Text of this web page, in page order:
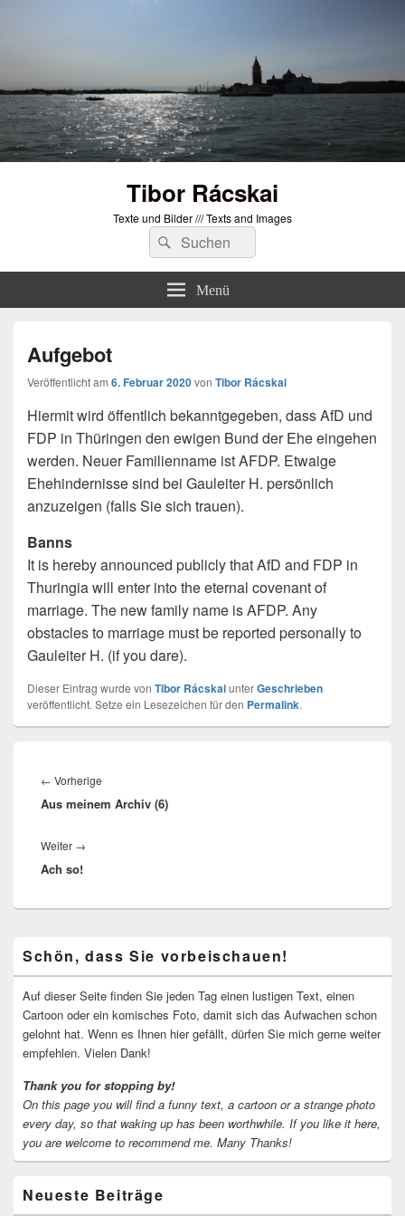
Tibor Rácskai
Texte und Bilder /// Texts and Images
Suchen
nach:
Suchen
Menü
Aufgebot
Veröffentlicht am 6. Februar 2020von Tibor Rácskai
Hiermit wird öffentlich bekanntgegeben, dass AfD und
FDP in Thüringen den ewigen Bund der Ehe eingehen
werden. Neuer Familienname ist AFDP. Etwaige
Ehehindernisse sind bei Gauleiter H. persönlich
anzuzeigen (falls Sie sich trauen).
Banns
It is hereby announced publicly that AfD and FDP in
Thuringia will enter into the eternal covenant of
marriage. The new family name is AFDP. Any
obstacles to marriage must be reported personally to
Gauleiter H. (if you dare).
Dieser Eintrag wurde von Tibor RácskaiunterGeschrieben
veröffentlicht. Setze ein Lesezeichen für den Permalink.
← Vorherige
Beitrag:
Aus meinem Archiv (6)
Weiter →
Ach so!
Seitenleisten-
Widgetbereich
Schön, dass Sie vorbeischauen!
Auf dieser Seite finden Sie jeden Tag einen lustigen Text, einen
Cartoon oder ein komisches Foto, damit sich das Aufwachen schon
gelohnt hat. Wenn es Ihnen hier gefällt, dürfen Sie mich gerne weiter
empfehlen. Vielen Dank!
Thank you for stopping by!
On this page you will find a funny text, a cartoon or a strange photo
every day, so that waking up has been worthwhile. If you like it here,
you are welcome to recommend me. Many Thanks!
Neueste Beiträge